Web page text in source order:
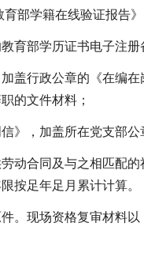
部学籍在线验证报告》
育部学历证书电子注册
盖行政公章的《在编
的文件材料；
》，加盖所在党支部公
动合同及与之相匹配
按足年足月累计计算。
。现场资格复审材料